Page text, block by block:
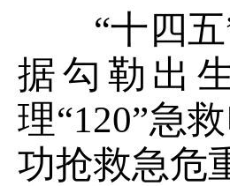
“十四
据勾勒出
理“120”急
功抢救急危